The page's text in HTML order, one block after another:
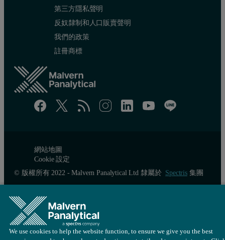
第三方隱私聲明
反奴隸制和人口販賣聲明
我們的政策
註冊商標
網站地圖
Cookie 設定
© 版權所有 2022 - Malvern Panalytical Ltd 隸屬於 Spectris集團
We use cookies to help the website function, to ensure we give you the best